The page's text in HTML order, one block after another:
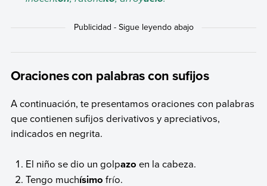
Oraciones con palabras con sufijos
A continuación, te presentamos oraciones con palabras
que contienen sufijos derivativos y apreciativos,
indicados en negrita.
El niño se dio un golpazo en la cabeza.
Tengo muchísimofrío.